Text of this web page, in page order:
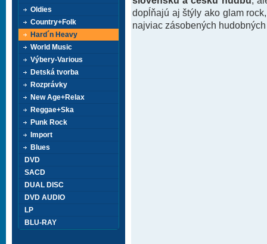
dopĺňajú aj štýly ako glam
najviac zásobených
Oldies
Country+Folk
Hard´n Heavy
World Music
Výbery-Various
Detská tvorba
Rozprávky
New Age+Relax
Reggae+Ska
Punk Rock
Import
Blues
DVD
SACD
DUAL DISC
DVD AUDIO
LP
BLU-RAY